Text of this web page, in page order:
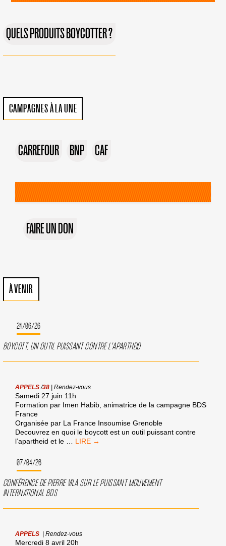
QUELS PRODUITS BOYCOTTER ?
CAMPAGNES À LA UNE
CARREFOUR BNP CAF
FAIRE UN DON
À VENIR
24/06/26
BOYCOTT, UN OUTIL PUISSANT CONTRE L’APARTHEID
APPELS /38 Rendez-vous
Samedi 27 juin 11h
Formation par Imen Habib, animatrice de la campagne BDS
France
Organisée par La France Insoumise Grenoble
Decouvrez en quoi le boycott est un outil puissant contre
l’apartheid et le
BOYCOTT,
L’APARTHEID
07/04/26
CONFÉRENCE DE PIERRE VILA SUR LE PUISSANT MOUVEMENT
INTERNATIONAL BDS
APPELS Rendez-vous
Mercredi 8 avril 20h